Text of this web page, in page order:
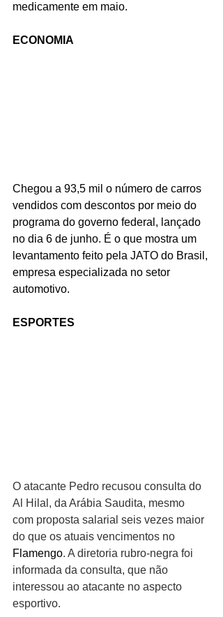
medicamente em maio.
ECONOMIA
Chegou a 93,5 mil o número de carros
vendidos com descontos por meio do
programa do governo federal, lançado
no dia 6 de junho. É o que mostra um
levantamento feito pela JATO do Brasil,
empresa especializada no setor
automotivo.
ESPORTES
O atacante Pedro recusou consulta do
Al Hilal, da Arábia Saudita, mesmo
com proposta salarial seis vezes maior
do que os atuais vencimentos no
Flamengo. A diretoria rubro-negra foi
informada da consulta, que não
interessou ao atacante no aspecto
esportivo.